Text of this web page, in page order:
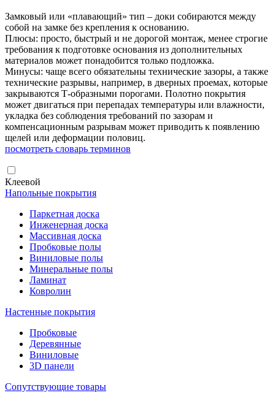
Замковый или «плавающий» тип – доки собираются между
собой на замке без крепления к основанию.
Плюсы: просто, быстрый и не дорогой монтаж, менее строгие
требования к подготовке основания из дополнительных
материалов может понадобится только подложка.
Минусы: чаще всего обязательны технические зазоры, а также
технические разрывы, например, в дверных проемах, которые
закрываются Т-образными порогами. Полотно покрытия
может двигаться при перепадах температуры или влажности,
укладка без соблюдения требований по зазорам и
компенсационным разрывам может приводить к появлению
щелей или деформации половиц.
посмотреть словарь терминов
Клеевой
Напольные покрытия
Паркетная доска
Инженерная доска
Массивная доска
Пробковые полы
Виниловые полы
Минеральные полы
Ламинат
Ковролин
Настенные покрытия
Пробковые
Деревянные
Виниловые
3D панели
Сопутствующие товары